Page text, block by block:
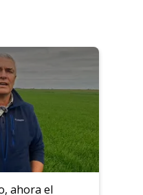
ahora el